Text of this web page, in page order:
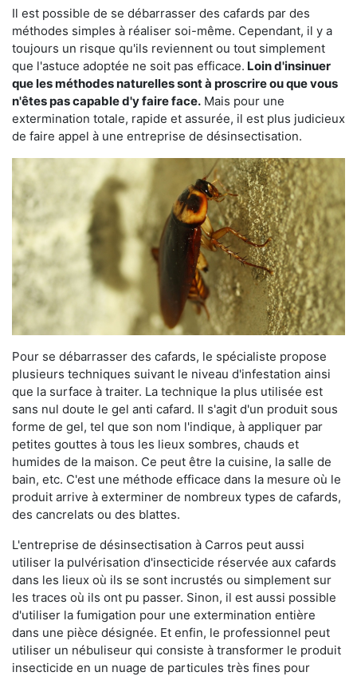
Il est possible de se débarrasser des cafards par des
méthodes simples à réaliser soi-même. Cependant, il y a
toujours un risque qu'ils reviennent ou tout simplement
que l'astuce adoptée ne soit pas efficace. Loin d'insinuer
que les méthodes naturelles sont à proscrire ou que vous
n'êtes pas capable d'y faire face. Mais pour une
extermination totale, rapide et assurée, il est plus judicieux
de faire appel à une entreprise de désinsectisation.
Pour se débarrasser des cafards, le spécialiste propose
plusieurs techniques suivant le niveau d'infestation ainsi
que la surface à traiter. La technique la plus utilisée est
sans nul doute le gel anti cafard. Il s'agit d'un produit sous
forme de gel, tel que son nom l'indique, à appliquer par
petites gouttes à tous les lieux sombres, chauds et
humides de la maison. Ce peut être la cuisine, la salle de
bain, etc. C'est une méthode efficace dans la mesure où le
produit arrive à exterminer de nombreux types de cafards,
des cancrelats ou des blattes.
L'entreprise de désinsectisation à Carros peut aussi
utiliser la pulvérisation d'insecticide réservée aux cafards
dans les lieux où ils se sont incrustés ou simplement sur
les traces où ils ont pu passer. Sinon, il est aussi possible
d'utiliser la fumigation pour une extermination entière
dans une pièce désignée. Et enfin, le professionnel peut
utiliser un nébuliseur qui consiste à transformer le produit
insecticide en un nuage de particules très fines pour